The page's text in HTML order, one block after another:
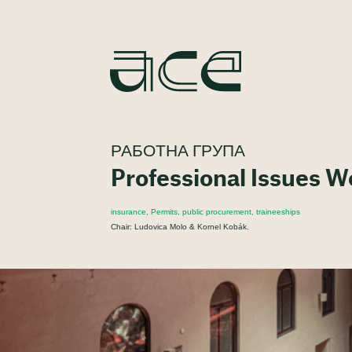
РАБОТНА ГРУПА
Professional Issues
insurance, Permits, public procurement, traineeships
Chair: Ludovica Molo & Kornel Kobák.